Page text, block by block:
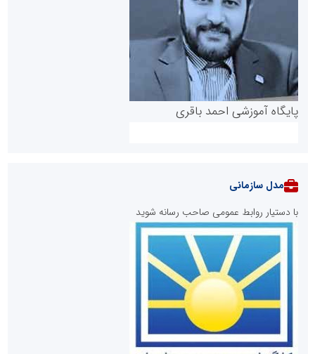
پایگاه آموزشی احمد باقری
روابط عمومی خبرگزاری گزارش خبر
مدل سازمانی
با دستیار روابط عمومی صاحب رسانه شوید